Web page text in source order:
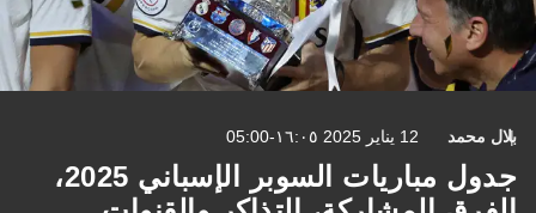
بلال محمد 12 يناير 2025 ١٦:٠٥-05:00
جدول مباريات السوبر الإسباني 2025،